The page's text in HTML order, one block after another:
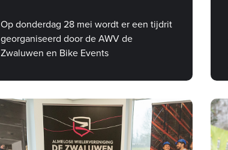
Op donderdag 28 mei wordt er een tijdrit
georganiseerd door de AWV de
Zwaluwen en Bike Events